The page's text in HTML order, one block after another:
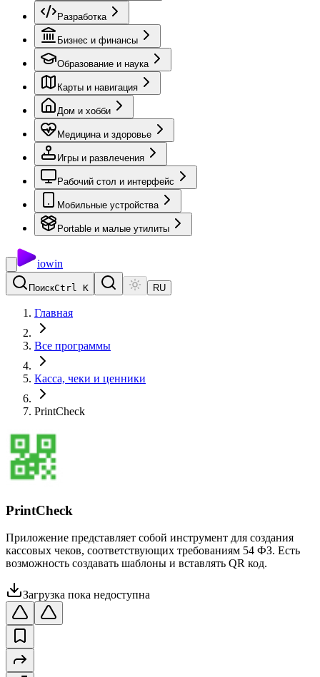
Разработка
Бизнес и финансы
Образование и наука
Карты и навигация
Дом и хобби
Медицина и здоровье
Игры и развлечения
Рабочий стол и интерфейс
Мобильные устройства
Portable и малые утилиты
iowin
ПоискCtrl K RU
Главная
Все программы
Касса, чеки и ценники
PrintCheck
PrintCheck
Приложение представляет собой инструмент для создания
кассовых чеков, соответствующих требованиям 54 ФЗ. Есть
возможность создавать шаблоны и вставлять QR код.
Загрузка пока недоступна